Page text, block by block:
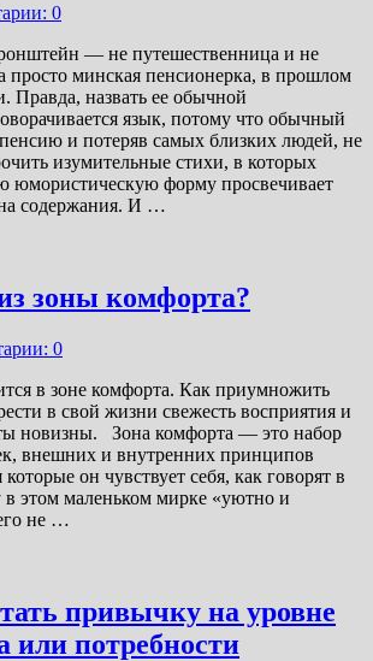
0
— не путешественница и не
просто минская пенсионерка, в прошлом
Правда, назвать ее обычной
язык, потому что обычный
и потеряв самых близких людей, не
изумительные стихи, в которых
юмористическую форму просвечивает
содержания. И …
зоны комфорта?
0
в зоне комфорта. Как приумножить
в свой жизни свежесть восприятия и
новизны. Зона комфорта — это набор
внешних и внутренних принципов
он чувствует себя, как говорят в
в этом маленьком мирке «уютно и
не …
привычку на уровне
или потребности